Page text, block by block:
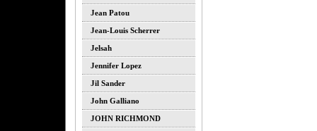
Jean Patou
Jean-Louis Scherrer
Jelsah
Jennifer Lopez
Jil Sander
John Galliano
JOHN RICHMOND